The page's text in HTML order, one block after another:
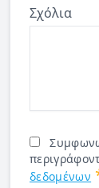
Σχόλια
δεδομένων